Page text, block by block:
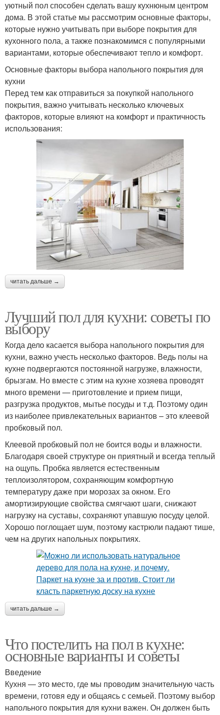
уютный пол способен сделать вашу кухнюным центром
дома. В этой статье мы рассмотрим основные факторы,
которые нужно учитывать при выборе покрытия для
кухонного пола, а также познакомимся с популярными
вариантами, которые обеспечивают тепло и комфорт.
Основные факторы выбора напольного покрытия для
кухни
Перед тем как отправиться за покупкой напольного
покрытия, важно учитывать несколько ключевых
факторов, которые влияют на комфорт и практичность
использования:
читать дальше →
Лучший пол для кухни: советы по
выбору
Когда дело касается выбора напольного покрытия для
кухни, важно учесть несколько факторов. Ведь полы на
кухне подвергаются постоянной нагрузке, влажности,
брызгам. Но вместе с этим на кухне хозяева проводят
много времени — приготовление и прием пищи,
разгрузка продуктов, мытье посуды и т.д. Поэтому один
из наиболее привлекательных вариантов – это клеевой
пробковый пол.
Клеевой пробковый пол не боится воды и влажности.
Благодаря своей структуре он приятный и всегда теплый
на ощупь. Пробка является естественным
теплоизолятором, сохраняющим комфортную
температуру даже при морозах за окном. Его
амортизирующие свойства смягчают шаги, снижают
нагрузку на суставы, сохраняют упавшую посуду целой.
Хорошо поглощает шум, поэтому кастрюли падают тише,
чем на других напольных покрытиях.
читать дальше →
Что постелить на пол в кухне:
основные варианты и советы
Введение
Кухня — это место, где мы проводим значительную часть
времени, готовя еду и общаясь с семьей. Поэтому выбор
напольного покрытия для кухни важен. Он должен быть